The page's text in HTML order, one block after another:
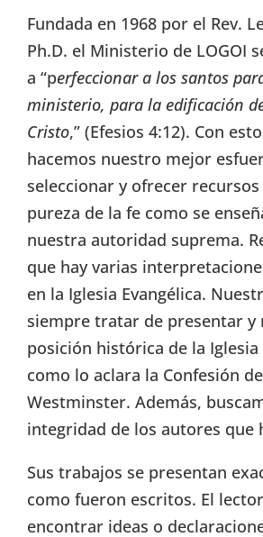
Fundada en 1968 por el Rev.
Ph.D. el Ministerio de LOGOI
a “perfeccionar a los santos
ministerio, para la edificación
Cristo,” (Efesios 4:12). Con
hacemos nuestro mejor
seleccionar y ofrecer
pureza de la fe como se
nuestra autoridad suprema.
que hay varias
en la Iglesia Evangélica.
siempre tratar de presentar y
posición histórica de la Iglesia
como lo aclara la Confesión
Westminster. Además,
integridad de los autores que
Sus trabajos se presentan
como fueron escritos. El
encontrar ideas o